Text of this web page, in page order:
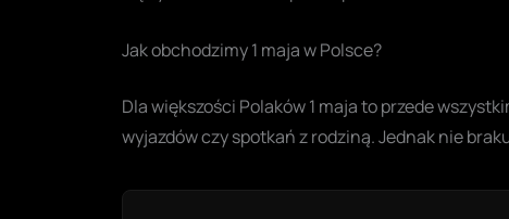
Jak obchodzimy 1 maja w Polsce?
Dla większości Polaków 1 maja to przede
wyjazdów czy spotkań z rodziną. Jednak nie